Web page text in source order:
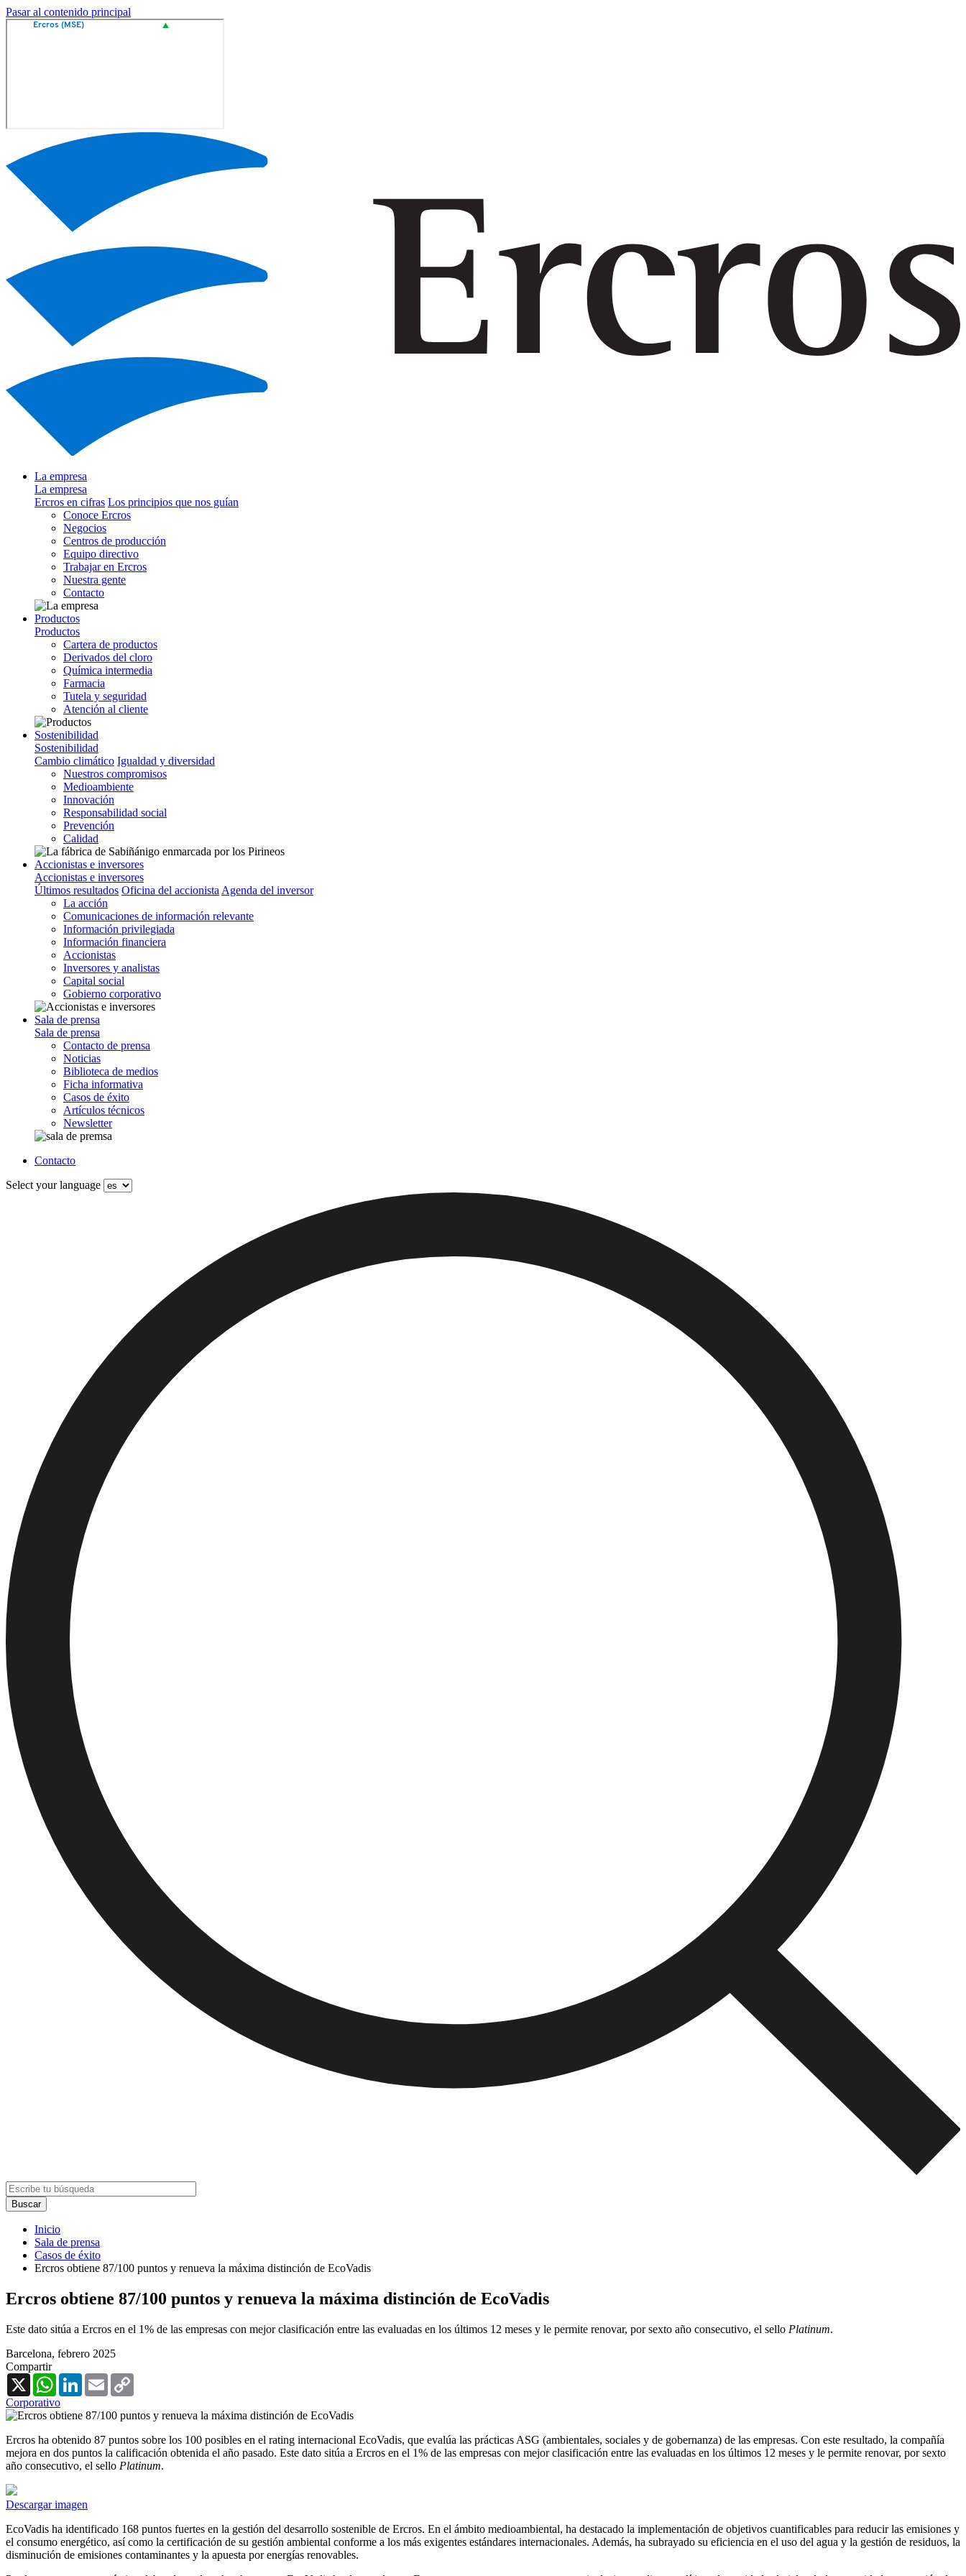
Pasar al contenido principal
La empresa
La empresa
Ercros en cifras Los principios que nos guían
Conoce Ercros
Negocios
Centros de producción
Equipo directivo
Trabajar en Ercros
Nuestra gente
Contacto
Productos
Productos
Cartera de productos
Derivados del cloro
Química intermedia
Farmacia
Tutela y seguridad
Atención al cliente
Sostenibilidad
Sostenibilidad
Cambio climático Igualdad y diversidad
Nuestros compromisos
Medioambiente
Innovación
Responsabilidad social
Prevención
Calidad
Accionistas e inversores
Accionistas e inversores
Últimos resultados Oficina del accionista Agenda del inversor
La acción
Comunicaciones de información relevante
Información privilegiada
Información financiera
Accionistas
Inversores y analistas
Capital social
Gobierno corporativo
Sala de prensa
Sala de prensa
Contacto de prensa
Noticias
Biblioteca de medios
Ficha informativa
Casos de éxito
Artículos técnicos
Newsletter
Contacto
Select your language
Inicio
Sala de prensa
Casos de éxito
Ercros obtiene 87/100 puntos y renueva la máxima distinción de EcoVadis
Ercros obtiene 87/100 puntos y renueva la máxima distinción de EcoVadis
Este dato sitúa a Ercros en el 1% de las empresas con mejor clasificación entre las evaluadas en los últimos 12 meses y le permite renovar, por sexto año consecutivo, el sello Platinum.
Barcelona, febrero 2025
Compartir
X
WhatsAppLinkedInEmail
Corporativo
Ercros ha obtenido 87 puntos sobre los 100 posibles en el rating internacional EcoVadis, que evalúa las prácticas ASG (ambientales, sociales y de gobernanza) de las empresas. Con este resultado, la compañía
mejora en dos puntos la calificación obtenida el año pasado. Este dato sitúa a Ercros en el 1% de las empresas con mejor clasificación entre las evaluadas en los últimos 12 meses y le permite renovar, por sexto
año consecutivo, el sello Platinum.
Descargar imagen
EcoVadis ha identificado 168 puntos fuertes en la gestión del desarrollo sostenible de Ercros. En el ámbito medioambiental, ha destacado la implementación de objetivos cuantificables para reducir las emisiones y
el consumo energético, así como la certificación de su gestión ambiental conforme a los más exigentes estándares internacionales. Además, ha subrayado su eficiencia en el uso del agua y la gestión de residuos, la
disminución de emisiones contaminantes y la apuesta por energías renovables.